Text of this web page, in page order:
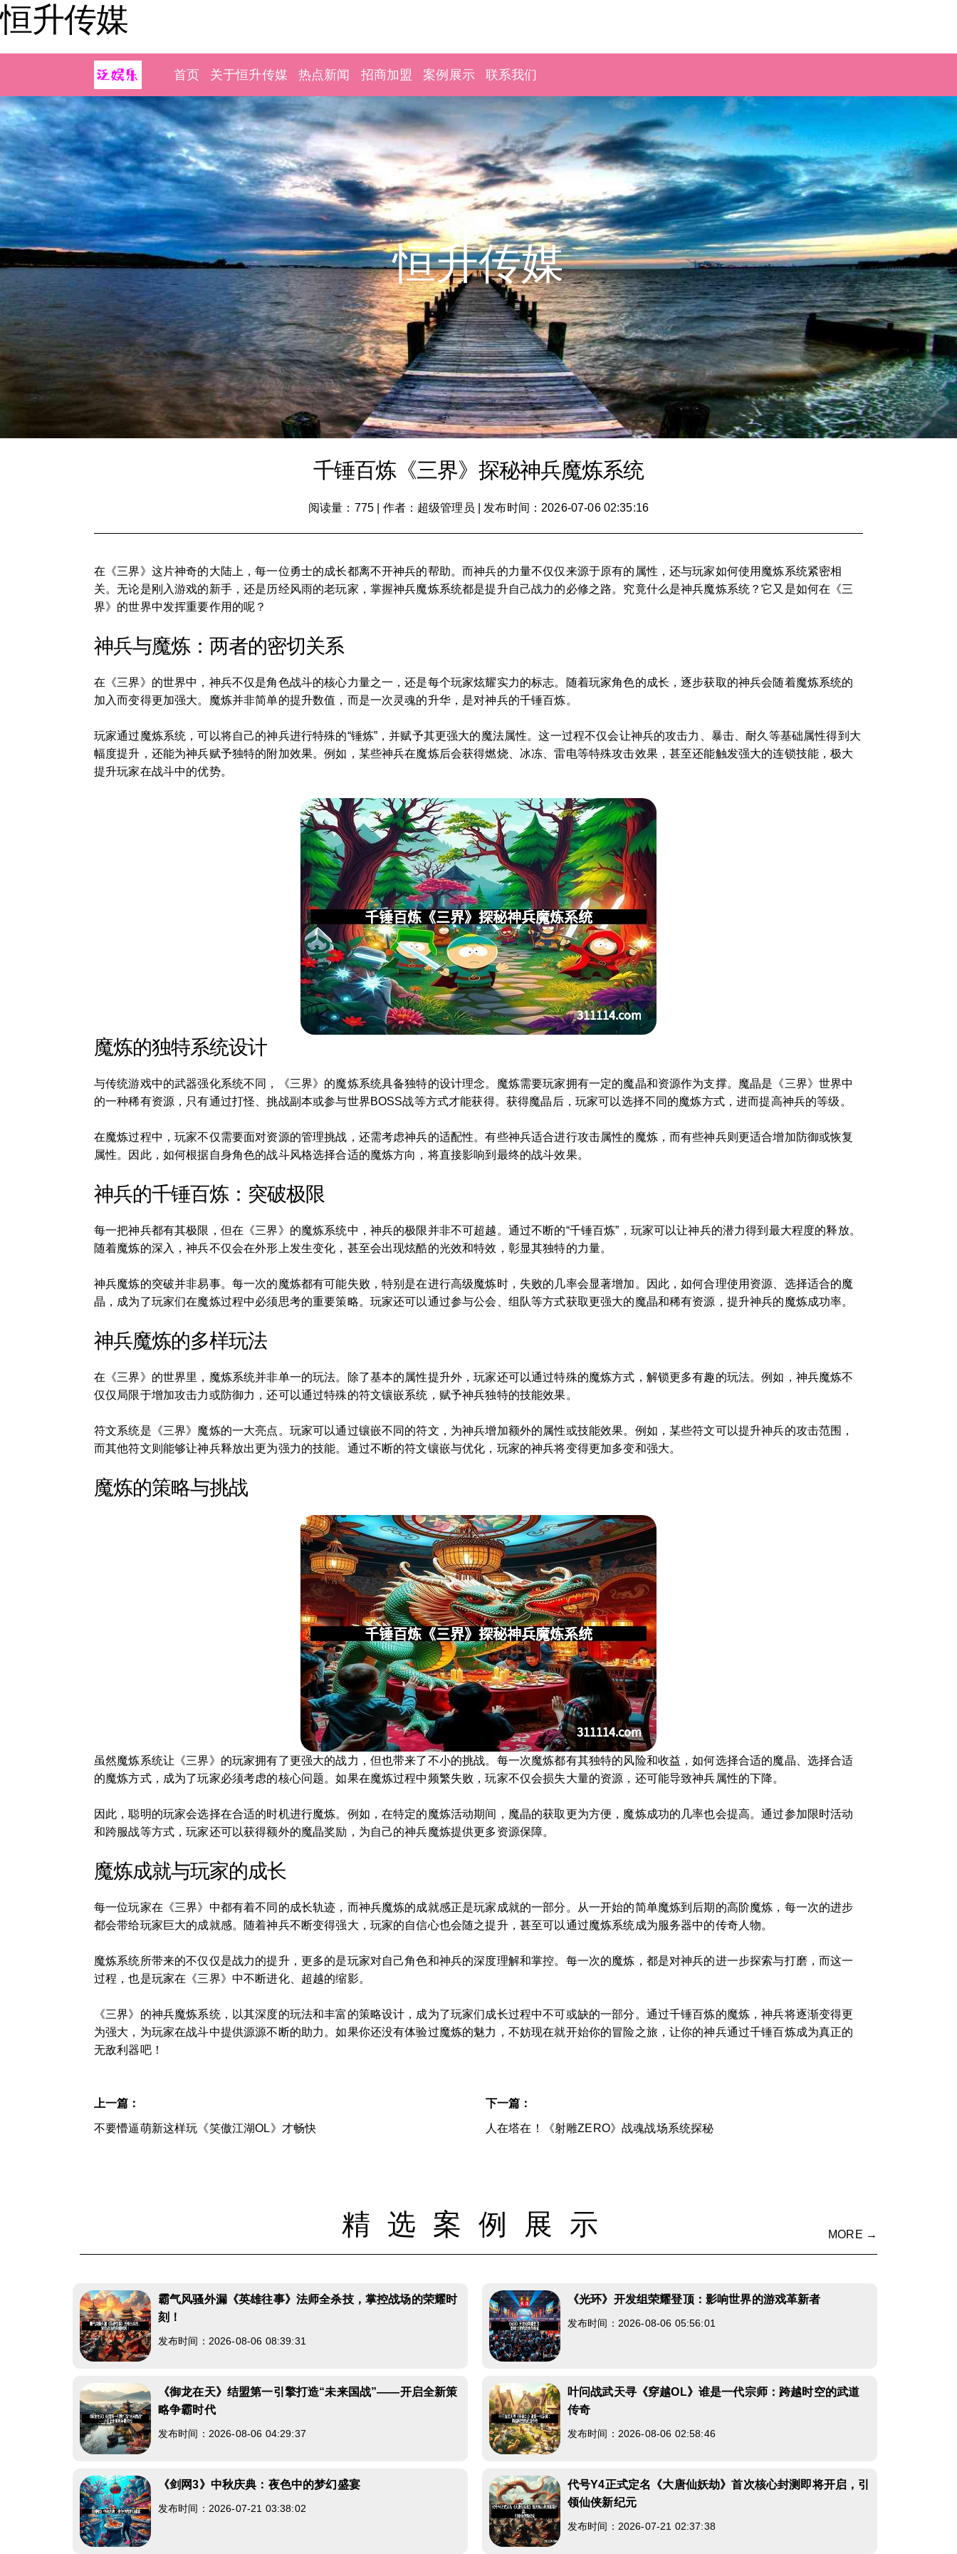
恒升传媒
首页 关于恒升传媒 热点新闻 招商加盟 案例展示 联系我们
恒升传媒
千锤百炼《三界》探秘神兵魔炼系统
阅读量：775 作者：超级管理员 发布时间：2026-07-06 02:35:16
在《三界》这片神奇的大陆上，每一位勇士的成长都离不开神兵的帮助。而神兵的力量不仅仅来源于原有的属性，还与玩家如何使用魔炼系统紧密相
关。无论是刚入游戏的新手，还是历经风雨的老玩家，掌握神兵魔炼系统都是提升自己战力的必修之路。究竟什么是神兵魔炼系统？它又是如何在《三
界》的世界中发挥重要作用的呢？
神兵与魔炼：两者的密切关系
在《三界》的世界中，神兵不仅是角色战斗的核心力量之一，还是每个玩家炫耀实力的标志。随着玩家角色的成长，逐步获取的神兵会随着魔炼系统的
加入而变得更加强大。魔炼并非简单的提升数值，而是一次灵魂的升华，是对神兵的千锤百炼。
玩家通过魔炼系统，可以将自己的神兵进行特殊的“锤炼”，并赋予其更强大的魔法属性。这一过程不仅会让神兵的攻击力、暴击、耐久等基础属性得到大
幅度提升，还能为神兵赋予独特的附加效果。例如，某些神兵在魔炼后会获得燃烧、冰冻、雷电等特殊攻击效果，甚至还能触发强大的连锁技能，极大
提升玩家在战斗中的优势。
魔炼的独特系统设计
与传统游戏中的武器强化系统不同，《三界》的魔炼系统具备独特的设计理念。魔炼需要玩家拥有一定的魔晶和资源作为支撑。魔晶是《三界》世界中
的一种稀有资源，只有通过打怪、挑战副本或参与世界BOSS战等方式才能获得。获得魔晶后，玩家可以选择不同的魔炼方式，进而提高神兵的等级。
在魔炼过程中，玩家不仅需要面对资源的管理挑战，还需考虑神兵的适配性。有些神兵适合进行攻击属性的魔炼，而有些神兵则更适合增加防御或恢复
属性。因此，如何根据自身角色的战斗风格选择合适的魔炼方向，将直接影响到最终的战斗效果。
神兵的千锤百炼：突破极限
每一把神兵都有其极限，但在《三界》的魔炼系统中，神兵的极限并非不可超越。通过不断的“千锤百炼”，玩家可以让神兵的潜力得到最大程度的释放。
随着魔炼的深入，神兵不仅会在外形上发生变化，甚至会出现炫酷的光效和特效，彰显其独特的力量。
神兵魔炼的突破并非易事。每一次的魔炼都有可能失败，特别是在进行高级魔炼时，失败的几率会显著增加。因此，如何合理使用资源、选择适合的魔
晶，成为了玩家们在魔炼过程中必须思考的重要策略。玩家还可以通过参与公会、组队等方式获取更强大的魔晶和稀有资源，提升神兵的魔炼成功率。
神兵魔炼的多样玩法
在《三界》的世界里，魔炼系统并非单一的玩法。除了基本的属性提升外，玩家还可以通过特殊的魔炼方式，解锁更多有趣的玩法。例如，神兵魔炼不
仅仅局限于增加攻击力或防御力，还可以通过特殊的符文镶嵌系统，赋予神兵独特的技能效果。
符文系统是《三界》魔炼的一大亮点。玩家可以通过镶嵌不同的符文，为神兵增加额外的属性或技能效果。例如，某些符文可以提升神兵的攻击范围，
而其他符文则能够让神兵释放出更为强力的技能。通过不断的符文镶嵌与优化，玩家的神兵将变得更加多变和强大。
魔炼的策略与挑战
虽然魔炼系统让《三界》的玩家拥有了更强大的战力，但也带来了不小的挑战。每一次魔炼都有其独特的风险和收益，如何选择合适的魔晶、选择合适
的魔炼方式，成为了玩家必须考虑的核心问题。如果在魔炼过程中频繁失败，玩家不仅会损失大量的资源，还可能导致神兵属性的下降。
因此，聪明的玩家会选择在合适的时机进行魔炼。例如，在特定的魔炼活动期间，魔晶的获取更为方便，魔炼成功的几率也会提高。通过参加限时活动
和跨服战等方式，玩家还可以获得额外的魔晶奖励，为自己的神兵魔炼提供更多资源保障。
魔炼成就与玩家的成长
每一位玩家在《三界》中都有着不同的成长轨迹，而神兵魔炼的成就感正是玩家成就的一部分。从一开始的简单魔炼到后期的高阶魔炼，每一次的进步
都会带给玩家巨大的成就感。随着神兵不断变得强大，玩家的自信心也会随之提升，甚至可以通过魔炼系统成为服务器中的传奇人物。
魔炼系统所带来的不仅仅是战力的提升，更多的是玩家对自己角色和神兵的深度理解和掌控。每一次的魔炼，都是对神兵的进一步探索与打磨，而这一
过程，也是玩家在《三界》中不断进化、超越的缩影。
《三界》的神兵魔炼系统，以其深度的玩法和丰富的策略设计，成为了玩家们成长过程中不可或缺的一部分。通过千锤百炼的魔炼，神兵将逐渐变得更
为强大，为玩家在战斗中提供源源不断的助力。如果你还没有体验过魔炼的魅力，不妨现在就开始你的冒险之旅，让你的神兵通过千锤百炼成为真正的
无敌利器吧！
上一篇：
不要懵逼萌新这样玩《笑傲江湖OL》才畅快
下一篇：
人在塔在！《射雕ZERO》战魂战场系统探秘
精选案例展示 MORE →
霸气风骚外漏《英雄往事》法师全杀技，掌控战场的荣耀时
刻！
发布时间：2026-08-06 08:39:31
《光环》开发组荣耀登顶：影响世界的游戏革新者
发布时间：2026-08-06 05:56:01
《御龙在天》结盟第一引擎打造“未来国战”——开启全新策
略争霸时代
发布时间：2026-08-06 04:29:37
叶问战武天寻《穿越OL》谁是一代宗师：跨越时空的武道
传奇
发布时间：2026-08-06 02:58:46
《剑网3》中秋庆典：夜色中的梦幻盛宴
发布时间：2026-07-21 03:38:02
代号Y4正式定名《大唐仙妖劫》首次核心封测即将开启，引
领仙侠新纪元
发布时间：2026-07-21 02:37:38